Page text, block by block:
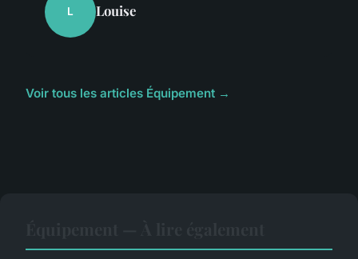
L Louise
Voir tous les articles Équipement →